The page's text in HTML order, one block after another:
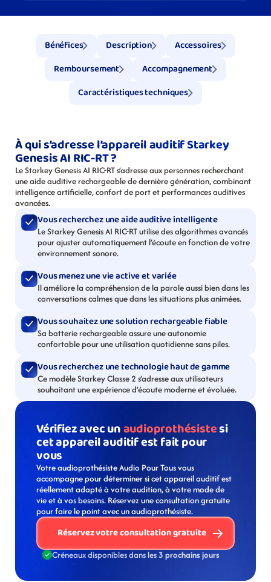
Bénéfices Description
Accessoires
Remboursement
Accompagnement
Caractéristiques techniques
À qui s’adresse l’appareil auditif Starkey
Genesis AI RIC-RT ?
Le Starkey Genesis AI RIC-RT s’adresse aux personnes recherchant
une aide auditive rechargeable de dernière génération, combinant
intelligence artificielle, confort de port et performances auditives
avancées.
Vous recherchez une aide auditive intelligente
Le Starkey Genesis AI RIC-RT utilise des algorithmes avancés
pour ajuster automatiquement l’écoute en fonction de votre
environnement sonore.
Vous menez une vie active et variée
Il améliore la compréhension de la parole aussi bien dans les
conversations calmes que dans les situations plus animées.
Vous souhaitez une solution rechargeable fiable
Sa batterie rechargeable assure une autonomie
confortable pour une utilisation quotidienne sans piles.
Vous recherchez une technologie haut de gamme
Ce modèle Starkey Classe 2 s’adresse aux utilisateurs
souhaitant une expérience d’écoute moderne et évoluée.
Vérifiez avec un audioprothésiste si
cet appareil auditif est fait pour
vous
Votre audioprothésiste Audio Pour Tous vous
accompagne pour déterminer si cet appareil auditif est
réellement adapté à votre audition, à votre mode de
vie et à vos besoins. Réservez une consultation gratuite
pour faire le point avec un audioprothésiste.
Réservez votre consultation gratuite
Créneaux disponibles dans les 3 prochains jours